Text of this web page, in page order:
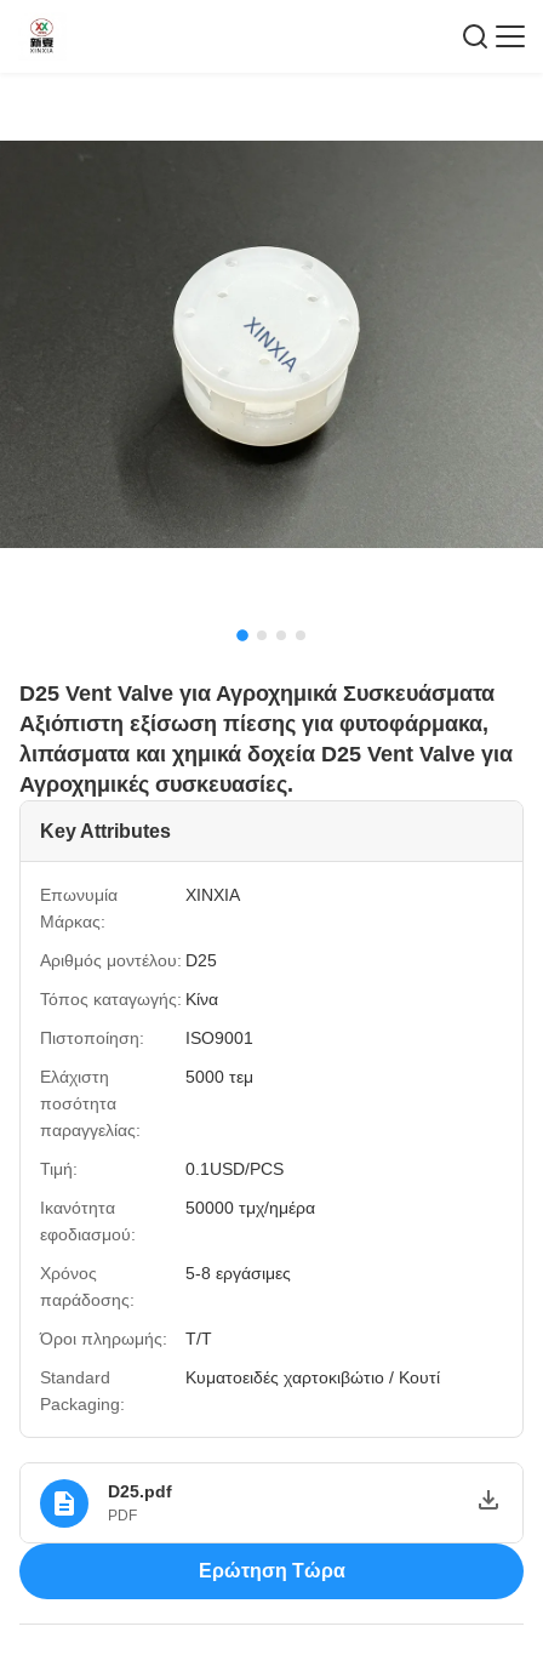
D25 Vent Valve για Αγροχημικά Συσκευάσματα
Αξιόπιστη εξίσωση πίεσης για φυτοφάρμακα,
λιπάσματα και χημικά δοχεία D25 Vent Valve για
Αγροχημικές συσκευασίες.
Key Attributes
Επωνυμία
Μάρκας:
XINXIA
Αριθμός μοντέλου: D25
Τόπος καταγωγής: Κίνα
Πιστοποίηση:
ISO9001
Ελάχιστη
ποσότητα
παραγγελίας:
5000 τεμ
Τιμή:
0.1USD/PCS
Ικανότητα
εφοδιασμού:
50000 τμχ/ημέρα
Χρόνος
παράδοσης:
5-8 εργάσιμες
Όροι πληρωμής:
T/T
Standard
Packaging:
Κυματοειδές χαρτοκιβώτιο / Κουτί
D25.pdf
PDF
Ερώτηση Τώρα